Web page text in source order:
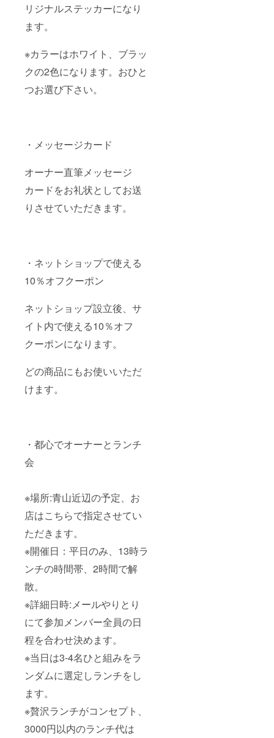
リジナルステッカーになり
ます。
※カラーはホワイト、ブラッ
クの2色になります。おひと
つお選び下さい。
・メッセージカード
オーナー直筆メッセージ
カードをお礼状としてお送
りさせていただきます。
・ネットショップで使える
10％オフクーポン
ネットショップ設立後、サ
イト内で使える10％オフ
クーポンになります。
どの商品にもお使いいただ
けます。
・都心でオーナーとランチ
会
※場所:青山近辺の予定、お
店はこちらで指定させてい
ただきます。
※開催日：平日のみ、 13時ラ
ンチの時間帯、 2時間で解
散。
※詳細日時:メールやりとり
にて参加メンバー全員の日
程を合わせ決めます。
※当日は3-4名ひと組みをラ
ンダムに選定しランチをし
ます。
※贅沢ランチがコンセプト、
3000円以内のランチ代は